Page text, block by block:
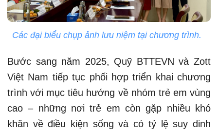
Các đại biểu chụp ảnh lưu niệm tại chương trình.
Bước sang năm 2025, Quỹ BTTEVN và Zott
Việt Nam tiếp tục phối hợp triển khai chương
trình với mục tiêu hướng về nhóm trẻ em vùng
cao – những nơi trẻ em còn gặp nhiều khó
khăn về điều kiện sống và có tỷ lệ suy dinh